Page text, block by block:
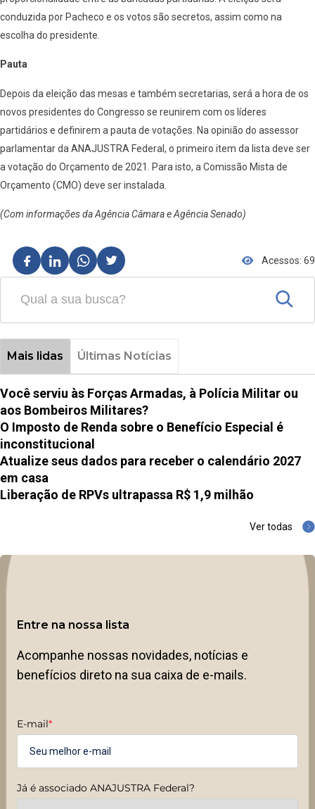
conduzida por Pacheco e os votos são secretos, assim como na
escolha do presidente.
Pauta
Depois da eleição das mesas e também secretarias, será a hora de os
novos presidentes do Congresso se reunirem com os líderes
partidários e definirem a pauta de votações. Na opinião do assessor
parlamentar da ANAJUSTRA Federal, o primeiro item da lista deve ser
a votação do Orçamento de 2021. Para isto, a Comissão Mista de
Orçamento (CMO) deve ser instalada.
(Com informações da Agência Câmara e Agência Senado)
Acessos: 69
Mais lidas Últimas Notícias
Você serviu às Forças Armadas, à Polícia Militar ou
aos Bombeiros Militares?
O Imposto de Renda sobre o Benefício Especial é
inconstitucional
Atualize seus dados para receber o calendário 2027
em casa
Liberação de RPVs ultrapassa R$ 1,9 milhão
Ver todas
Entre na nossa lista
Acompanhe nossas novidades, notícias e
benefícios direto na sua caixa de e-mails.
E-mail*
Já é associado ANAJUSTRA Federal?